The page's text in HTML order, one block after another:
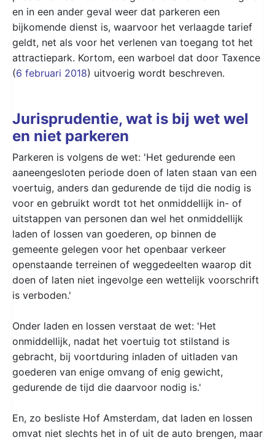
en in een ander geval weer dat parkeren een
bijkomende dienst is, waarvoor het verlaagde tarief
geldt, net als voor het verlenen van toegang tot het
attractiepark. Kortom, een warboel dat door Taxence
(6 februari 2018) uitvoerig wordt beschreven.
Jurisprudentie, wat is bij wet wel
en niet parkeren
Parkeren is volgens de wet: 'Het gedurende een
aaneengesloten periode doen of laten staan van een
voertuig, anders dan gedurende de tijd die nodig is
voor en gebruikt wordt tot het onmiddellijk in- of
uitstappen van personen dan wel het onmiddellijk
laden of lossen van goederen, op binnen de
gemeente gelegen voor het openbaar verkeer
openstaande terreinen of weggedeelten waarop dit
doen of laten niet ingevolge een wettelijk voorschrift
is verboden.'
Onder laden en lossen verstaat de wet: 'Het
onmiddellijk, nadat het voertuig tot stilstand is
gebracht, bij voortduring inladen of uitladen van
goederen van enige omvang of enig gewicht,
gedurende de tijd die daarvoor nodig is.'
En, zo besliste Hof Amsterdam, dat laden en lossen
omvat niet slechts het in of uit de auto brengen, maar